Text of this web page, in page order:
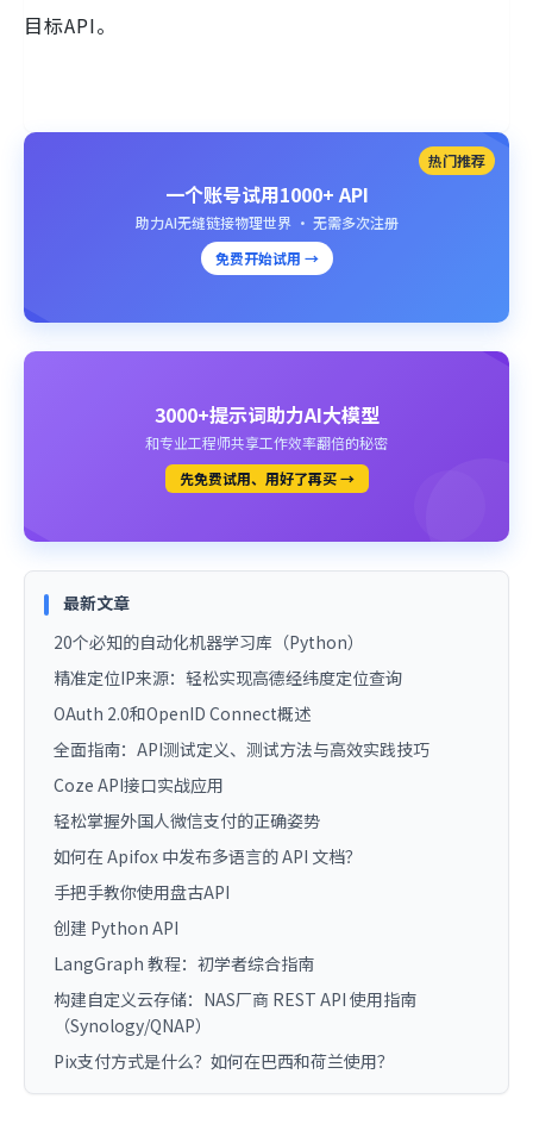
目标API。
热门推荐
一个账号试用1000+ API
助力AI无缝链接物理世界 · 无需多次注册
免费开始试用 →
3000+提示词助力AI大模型
和专业工程师共享工作效率翻倍的秘密
先免费试用、用好了再买 →
最新文章
20个必知的自动化机器学习库（Python）
精准定位IP来源：轻松实现高德经纬度定位查询
OAuth 2.0和OpenID Connect概述
全面指南：API测试定义、测试方法与高效实践技巧
Coze API接口实战应用
轻松掌握外国人微信支付的正确姿势
如何在 Apifox 中发布多语言的 API 文档？
手把手教你使用盘古API
创建 Python API
LangGraph 教程：初学者综合指南
构建自定义云存储：NAS厂商 REST API 使用指南
（Synology/QNAP）
Pix支付方式是什么？如何在巴西和荷兰使用？